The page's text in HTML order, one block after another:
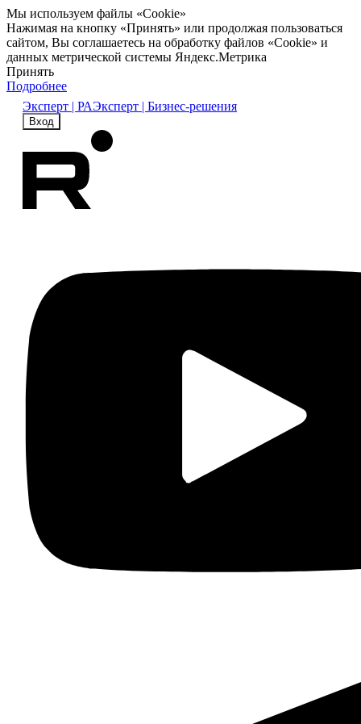
Мы используем файлы «Cookie»
Нажимая на кнопку «Принять» или продолжая пользоваться
сайтом, Вы соглашаетесь на обработку файлов «Cookie» и
данных метрической системы Яндекс.Метрика
Принять
Подробнее
Эксперт | РАЭксперт | Бизнес-решения
Вход